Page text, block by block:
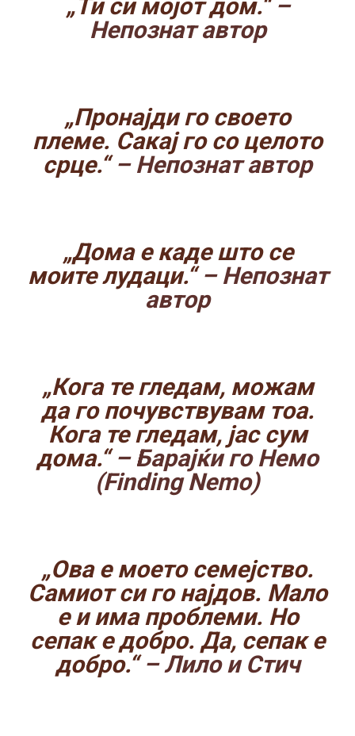
„Ти си мојот дом.“–
Непознат автор
„Пронајди го своето
племе. Сакај го со целото
срце.“– Непознат автор
„Дома е каде што се
моите лудаци.“– Непознат
автор
„Кога те гледам, можам
да го почувствувам тоа.
Кога те гледам, јас сум
дома.“– Барајќи го Немо
(Finding Nemo)
„Ова е моето семејство.
Самиот си го најдов. Мало
е и има проблеми. Но
сепак е добро. Да, сепак е
добро.“– Лило и Стич